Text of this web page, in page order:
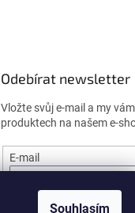
Souhlasím
Odebírat newsletter
Vložte svůj e-mail a my
produktech na našem e-
E-mail